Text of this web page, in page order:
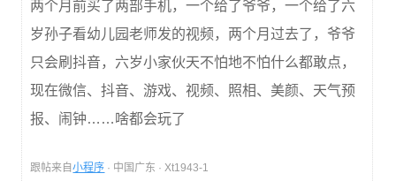
两个月前买了两部手机，一个给了爷爷，一个给了六
岁孙子看幼儿园老师发的视频，两个月过去了，爷爷
只会刷抖音，六岁小家伙天不怕地不怕什么都敢点，
现在微信、抖音、游戏、视频、照相、美颜、天气预
报、闹钟……啥都会玩了
跟帖来自小程序 · 中国广东 · Xt1943-1